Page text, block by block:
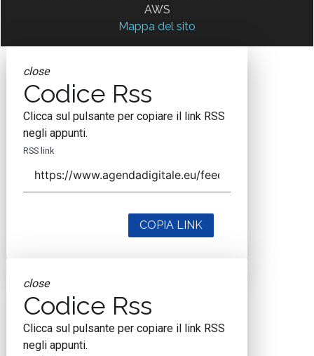
AWS
Mappa del sito
close
Codice Rss
Clicca sul pulsante per copiare il link RSS
negli appunti.
RSS link
COPIA LINK
close
Codice Rss
Clicca sul pulsante per copiare il link RSS
negli appunti.